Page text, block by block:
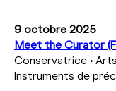
9 octobre 2025
Meet the Curator
Conservatrice •
Instruments de